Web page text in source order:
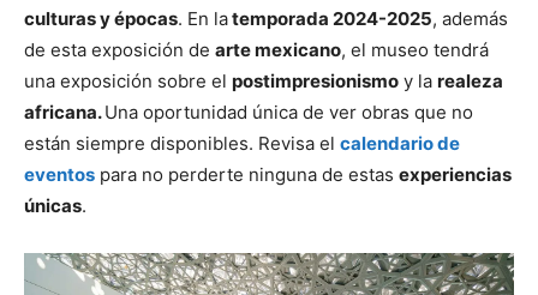
culturas y épocas. En latemporada 2024-2025, además
de esta exposición de arte mexicano, el museo tendrá
una exposición sobre el postimpresionismo y la realeza
africana.Una oportunidad única de ver obras que no
están siempre disponibles. Revisa el calendario de
eventos para no perderte ninguna de estas experiencias
únicas.